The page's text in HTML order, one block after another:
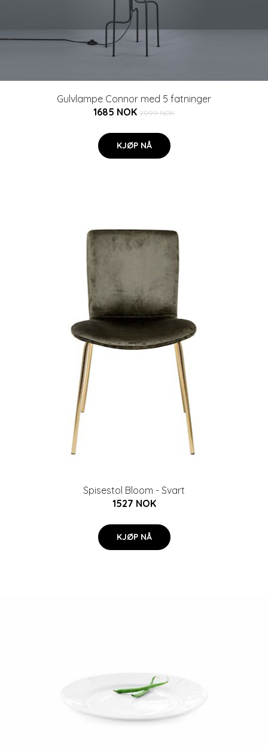
Gulvlampe Connor med 5 fatninger
1685 NOK 2099 NOK
KJØP NÅ
Spisestol Bloom - Svart
1527 NOK
KJØP NÅ